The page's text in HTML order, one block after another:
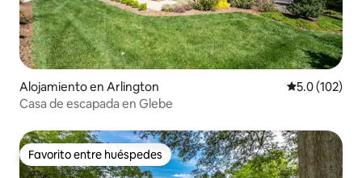
Alojamiento en Arlington Calificación
5.0 (102)
Casa de escapada en Glebe
Favorito entre huéspedes
Favorito entre huéspedes